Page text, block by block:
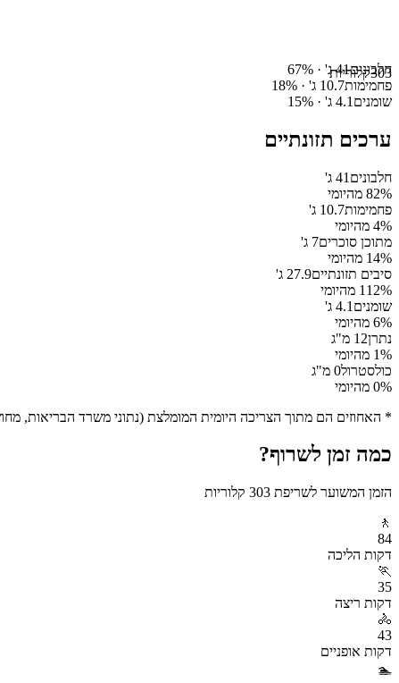
303קלוריותחלבונים41ג' · 67%
פחמימות10.7 ג' · 18%
שומנים 4.1 ג' · 15%
ערכים תזונתיים
חלבונים 41 ג'
82% מהיומי
פחמימות10.7 ג'
4% מהיומי
מתוכן סוכרים7 ג'
14% מהיומי
סיבים תזונתיים27.9 ג'
112% מהיומי
שומנים 4.1 ג'
6% מהיומי
נתרן12 מ"ג
1% מהיומי
כולסטרול0 מ"ג
0% מהיומי
* האחוזים הם מתוך הצריכה היומית המומלצת (נתוני משרד הבריאות, מחושב
כמה זמן לשרוף?
הזמן המשוער לשריפת 303 קלוריות
🚶
84
דקות הליכה
🏃
35
דקות ריצה
🚴
43
דקות אופניים
🏊